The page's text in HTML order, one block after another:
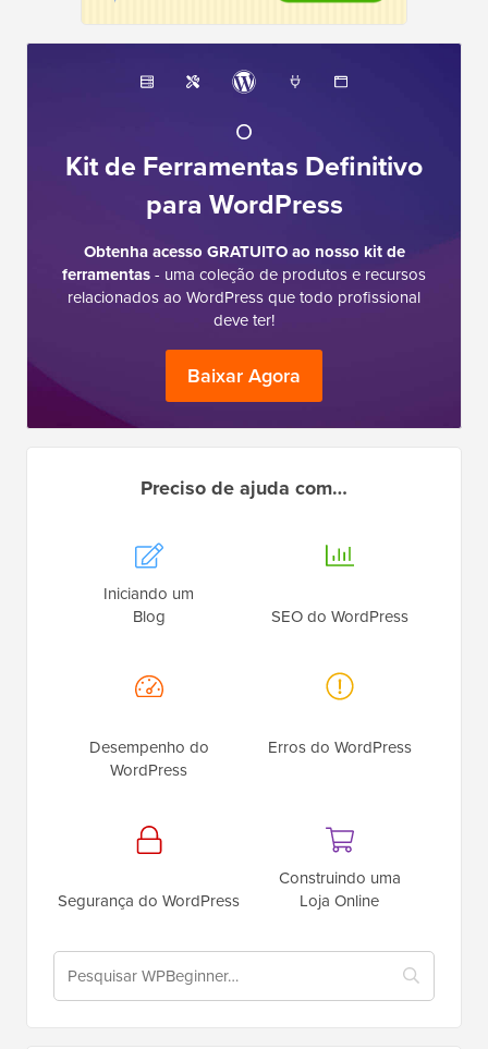
O
Kit de Ferramentas Definitivo
para WordPress
Obtenha acesso GRATUITO ao nosso kit de
ferramentas- uma coleção de produtos e recursos
relacionados ao WordPress que todo profissional
deve ter!
Baixar Agora
Preciso de ajuda com…
Iniciando um
Blog
SEO do WordPress
Desempenho do
WordPress
Erros do WordPress
Segurança do WordPress
Construindo uma
Loja Online